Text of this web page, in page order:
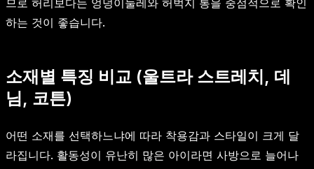
므로 허리보다는 엉덩이둘레와 허벅지 통을 중점적으로 확인
하는 것이 좋습니다.
소재별 특징 비교 (울트라 스트레치, 데
님, 코튼)
어떤 소재를 선택하느냐에 따라 착용감과 스타일이 크게 달
라집니다. 활동성이 유난히 많은 아이라면 사방으로 늘어나